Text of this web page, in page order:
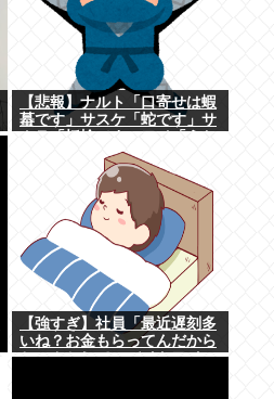
【悲報】ナルト「口寄せは蝦
蟇です」サスケ「蛇です」サ
【強すぎ】社員「最近遅刻多
いね？お金もらってんだから
ちゃんとして」バイトワイ